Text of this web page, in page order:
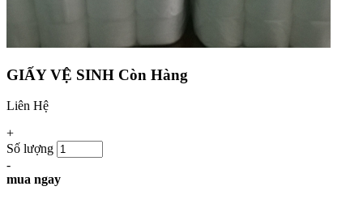
GIẤY VỆ SINH Còn Hàng
Liên Hệ
+
Số lượng
-
mua ngay